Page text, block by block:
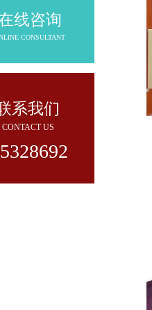
线咨询
CONSULTANT
系我们
CONTACT US